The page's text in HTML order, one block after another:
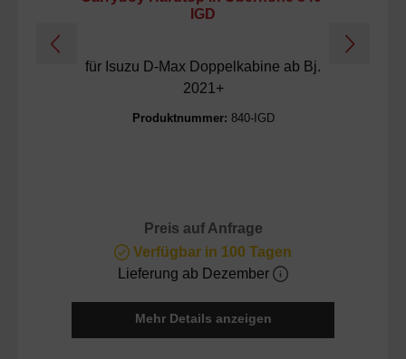
IGD
für Isuzu D-Max Doppelkabine ab Bj.
2021+
Produktnummer: 840-IGD
Preis auf Anfrage
Verfügbar in 100 Tagen
Lieferung ab Dezember
Mehr Details anzeigen